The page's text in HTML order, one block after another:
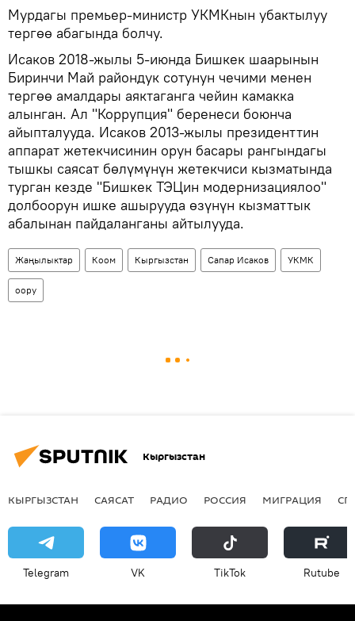
Мурдагы премьер-министр УКМКнын убактылуу
тергөө абагында болчу.
Исаков 2018-жылы 5-июнда Бишкек шаарынын
Биринчи Май райондук сотунун чечими менен
тергөө амалдары аяктаганга чейин камакка
алынган. Ал "Коррупция" беренеси боюнча
айыпталууда. Исаков 2013-жылы президенттин
аппарат жетекчисинин орун басары рангындагы
тышкы саясат бөлүмүнүн жетекчиси кызматында
турган кезде "Бишкек ТЭЦин модернизациялоо"
долбоорун ишке ашырууда өзүнүн кызматтык
абалынан пайдаланганы айтылууда.
Жаңылыктар Коом Кыргызстан Сапар Исаков УКМК
оору
Кыргызстан
КЫРГЫЗСТАН САЯСАТ РАДИО РОССИЯ МИГРАЦИЯ
Telegram VK ТikТоk Rutube